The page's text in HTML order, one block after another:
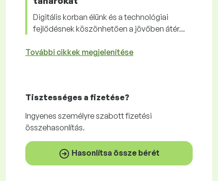
Digitális korban élünk és a technológiai
fejlődésnek köszönhetően a jövőben átér...
További cikkek megjelenítése
Tisztességes a fizetése?
Ingyenes személyre szabott fizetési
összehasonlítás.
Hasonlítsa össze bérét